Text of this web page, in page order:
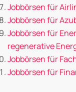
Jobbörsen für
Jobbörsen für
Jobbörsen für
regenerative
Jobbörsen für
Jobbörsen für